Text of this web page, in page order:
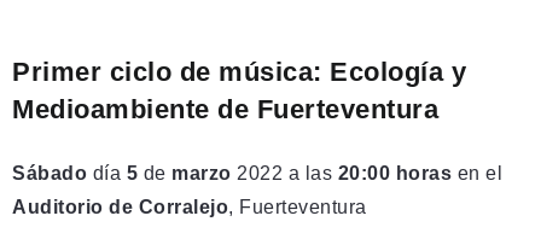
Primer ciclo de música: Ecología y
Medioambiente de Fuerteventura
Sábado día 5 de marzo 2022 a las 20:00 horas en el
Auditorio de Corralejo, Fuerteventura